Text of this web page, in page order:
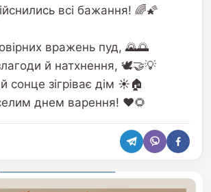
всі бажання! 🌈🌠
вражень пуд, 🌄🌅
й натхнення, 🕊️🤝💡
сонце зігріває дім ☀️🏠
днем варення! ❤️🌻